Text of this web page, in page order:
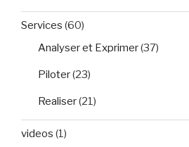
Services (60)
Analyser et Exprimer(37)
Piloter(23)
Realiser(21)
videos (1)